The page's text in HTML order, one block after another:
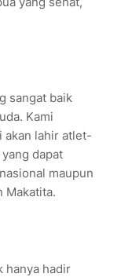
sangat baik
Kami
akan lahir atlet-
dapat
maupun
Makatita.
hanya hadir